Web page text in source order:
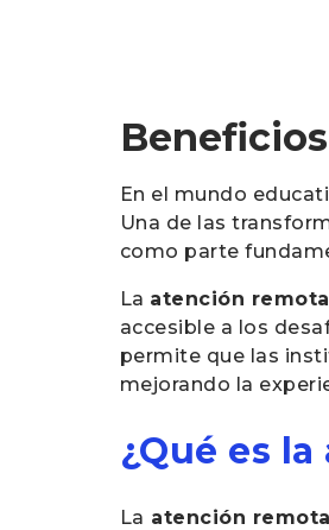
En el mundo
Una de las
como parte
La atención remota
accesible a los
permite que las
mejorando la
¿Qué es
La atención